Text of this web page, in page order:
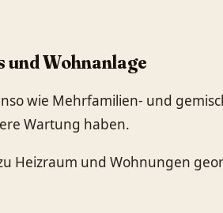
und Wohnanlage
wie Mehrfamilien- und
Wartung haben.
Heizraum und Wohnungen